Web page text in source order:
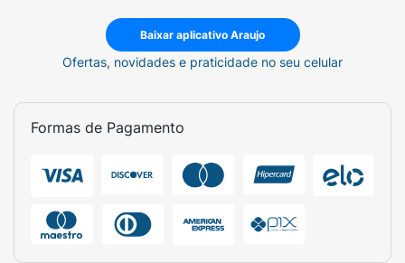
seringa.
Aspire a insulina U-100 conforme a dose
Aplique em ângulo de 90° (devido ao
cutânea geralmente é dispensável em
Descarte a seringa em um coletor de
Baixar aplicativo Araujo
Ofertas, novidades e praticidade no seu celular
Formas de Pagamento